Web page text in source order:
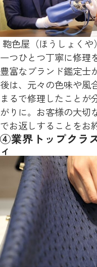
鞄色屋（ほうしょく
一つひとつ丁寧に修理
豊富なブランド鑑定士
後は、元々の色味や風
まるで修理したことが
がりに。お客様の大切
でお返しすることをお
④業界トップクラ
ィ